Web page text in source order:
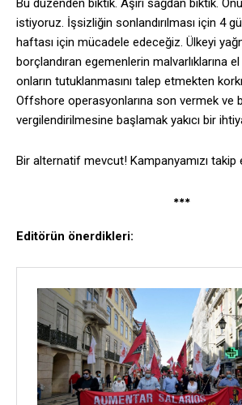
Bu düzenden bıktık. Aşırı sağdan bıktık.
istiyoruz. İşsizliğin sonlandırılması için 4
haftası için mücadele edeceğiz. Ülkeyi
borçlandıran egemenlerin malvarlıklarına el
onların tutuklanmasını talep etmekten
Offshore operasyonlarına son vermek ve
vergilendirilmesine başlamak yakıcı bir
Bir alternatif mevcut! Kampanyamızı takip
***
Editörün önerdikleri: